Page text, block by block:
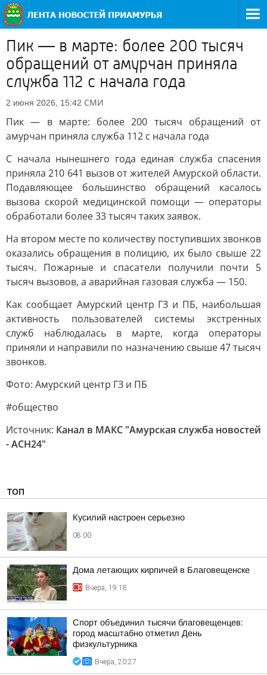
Пик — в марте: более 200 тысяч
обращений от амурчан приняла
служба 112 с начала года
2 июня 2026, 15:42 СМИ
Пик — в марте: более 200 тысяч обращений от
амурчан приняла служба 112 с начала года
С начала нынешнего года единая служба спасения
приняла 210 641 вызов от жителей Амурской области.
Подавляющее большинство обращений касалось
вызова скорой медицинской помощи — операторы
обработали более 33 тысяч таких заявок.
На втором месте по количеству поступивших звонков
оказались обращения в полицию, их было свыше 22
тысяч. Пожарные и спасатели получили почти 5
тысяч вызовов, а аварийная газовая служба — 150.
Как сообщает Амурский центр ГЗ и ПБ, наибольшая
активность пользователей системы экстренных
служб наблюдалась в марте, когда операторы
приняли и направили по назначению свыше 47 тысяч
звонков.
Фото: Амурский центр ГЗ и ПБ
#общество
Источник: Канал в МАКС "Амурская служба новостей
- АСН24"
ТОП
Кусилий настроен серьезно
08:00
Дома летающих кирпичей в Благовещенске
Вчера, 19:18
Спорт объединил тысячи благовещенцев:
город масштабно отметил День
физкультурника
Вчера, 20:27